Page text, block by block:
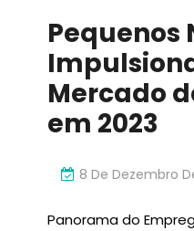
Pequenos
Mercado
em 2023
8 De Dezembro
Panorama do